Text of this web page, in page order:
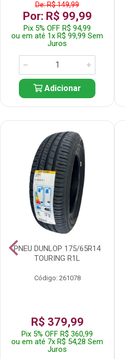
De: R$ 149,99
Por: R$ 99,99
Pix 5% OFF R$ 94,99
ou em até 1x R$ 99,99 Sem
Juros
Adicionar
PNEU DUNLOP 175/65R14
TOURING R1L
Código: 261078
R$ 379,99
Pix 5% OFF R$ 360,99
ou em até 7x R$ 54,28 Sem
Juros